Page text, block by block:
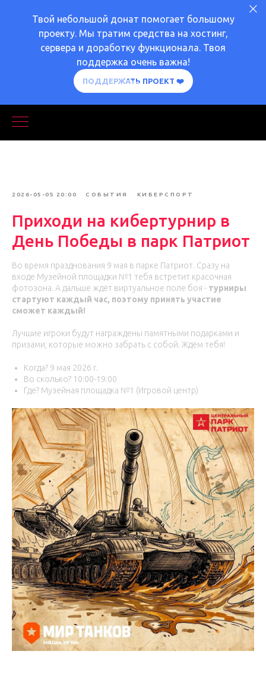
Твой небольшой донат помогает большому
проекту. Мы тратим средства на хостинг,
сервера и доработку функционала. Твоя
поддержка очень важна!
ПОДДЕРЖАТЬ ПРОЕКТ ❤️
2026-05-05 20:00 СОБЫТИЯ КИБЕРСПОРТ
Приходи на кибертурнир в
День Победы в парк Патриот
Во время празднования 9 мая в парке Патриот. Сразу на
входе Музейной площадки №1 тебя встретит красочная
фотозона. А дальше ждёт виртуальное поле боя - турниры
стартуют каждый час, поэтому принять участие
сможет каждый!
Лучшие игроки будут награждены памятными подарками и
призами, которые можно забрать с собой. Ждём тебя!
Когда? 9 мая 2026 г.
Во сколько? 10:00-19:00
Где? Музейная площадка №1 (Игровой центр)